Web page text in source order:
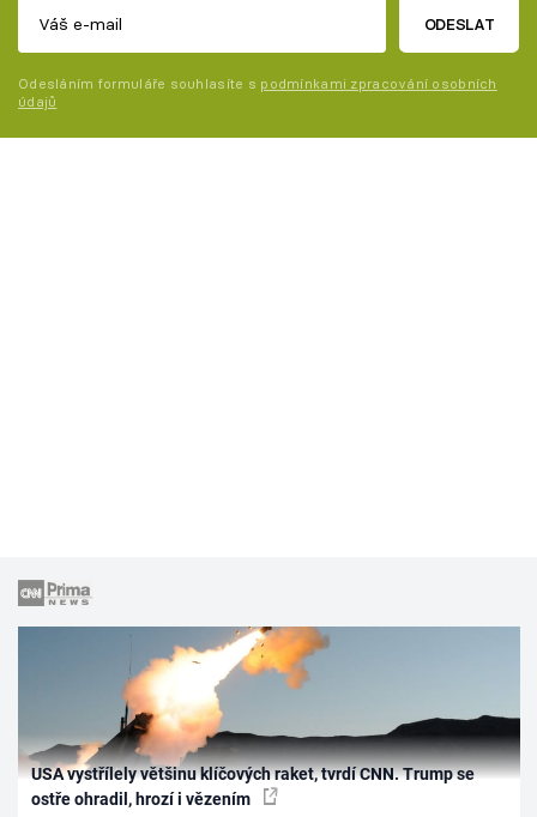
ODESLAT
Odesláním formuláře souhlasíte s podmínkami zpracování osobních
údajů
USA vystřílely většinu klíčových raket, tvrdí CNN. Trump se
ostře ohradil, hrozí i vězením